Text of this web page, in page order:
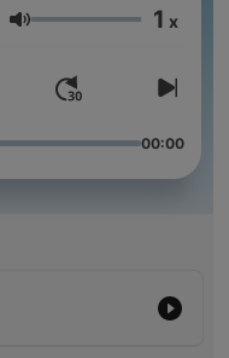
Volym 1 x
00:00